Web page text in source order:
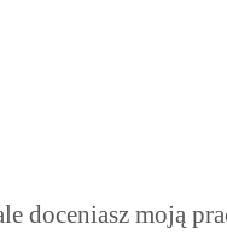
doceniasz moją